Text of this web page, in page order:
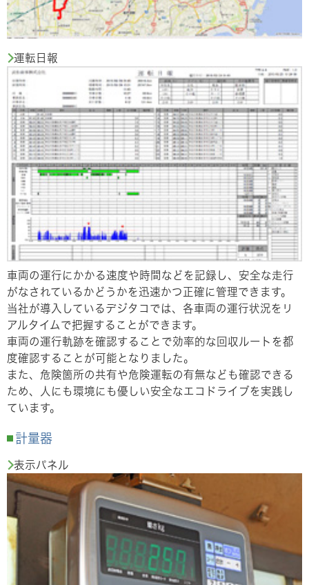
運転日報
車両の運行にかかる速度や時間などを記録し、安全な走行
がなされているかどうかを迅速かつ正確に管理できます。
当社が導入しているデジタコでは、各車両の運行状況をリ
アルタイムで把握することができます。
車両の運行軌跡を確認することで効率的な回収ルートを都
度確認することが可能となりました。
また、危険箇所の共有や危険運転の有無なども確認できる
ため、人にも環境にも優しい安全なエコドライブを実践し
ています。
計量器
表示パネル